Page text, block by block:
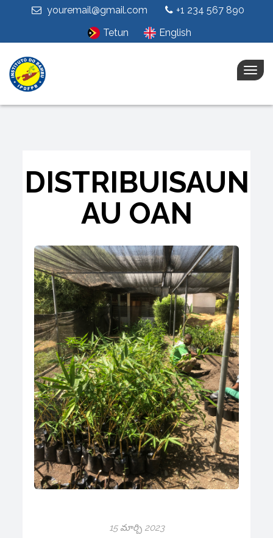
youremail@gmail.com
+1 234 567 890
Tetun
English
DISTRIBUISAUN
AU OAN
15 మార్చి 2023